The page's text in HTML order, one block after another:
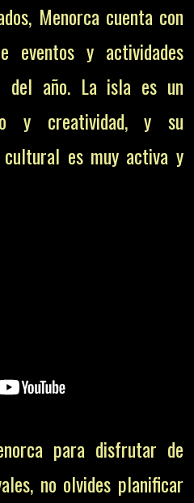
Menorca cuenta con
eventos y actividades
año. La isla es un
y creatividad, y su
es muy activa y
para disfrutar de
no olvides planificar